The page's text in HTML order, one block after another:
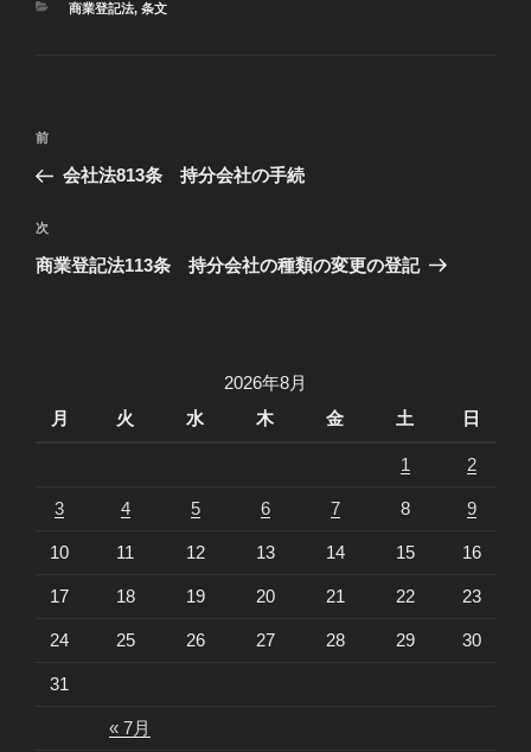
カ
商業登記法, 条文
投
ビ
ゲ
過
去
投
稿
前
会社法813条 持分会社の手続
次
の
次
商業登記法113条 持分会社の種類の変更の登記
2026年8月
月
火 水 木 金 土 日
« 7月
1 2
3 4 5 6 7 8 9
10 11 12 13 14 15 16
17 18 19 20 21 22 23
24 25 26 27 28 29 30
31